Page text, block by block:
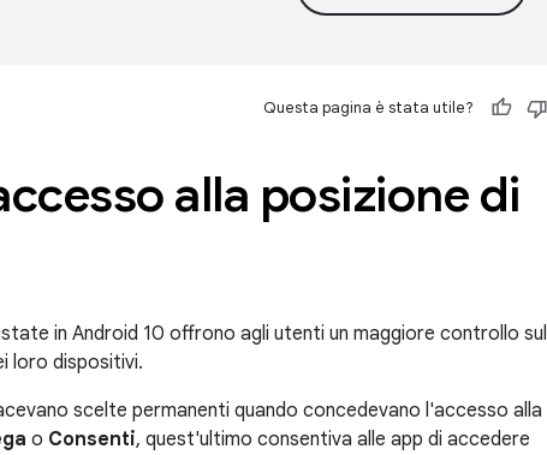
Questa pagina è stata utile?
alla posizione di
in Android 10 offrono agli utenti un maggiore controllo sul
loro dispositivi.
scelte permanenti quando concedevano l'accesso alla
o Consenti, quest'ultimo consentiva alle app di accedere